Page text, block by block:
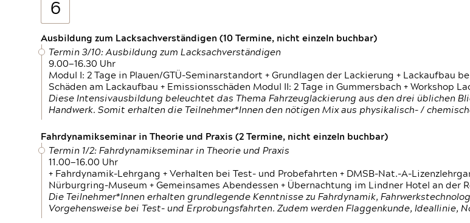
6
Ausbildung zum Lacksachverständigen (10 Termine, nicht einzeln buchbar)
Termin 3/10: Ausbildung zum Lacksachverständigen
9.00—16.30 Uhr
Modul I: 2 Tage in Plauen/GTÜ-Seminarstandort + Grundlagen der Lackierung + Lackaufbau
Schäden am Lackaufbau + Emissionsschäden Modul II: 2 Tage in Gummersbach + Workshop
Diese Intensivausbildung beleuchtet das Thema Fahrzeuglackierung aus den drei üblichen
Handwerk. Somit erhalten die Teilnehmer*Innen den nötigen Mix aus physikalisch- /
Fahrdynamikseminar in Theorie und Praxis (2 Termine, nicht einzeln buchbar)
Termin 1/2: Fahrdynamikseminar in Theorie und Praxis
11.00—16.00 Uhr
+ Fahrdynamik-Lehrgang + Verhalten bei Test- und Probefahrten + DMSB-Nat.-A-
Nürburgring-Museum + Gemeinsames Abendessen + Übernachtung im Lindner Hotel an der
Die Teilnehmer*Innen erhalten grundlegende Kenntnisse zu Fahrdynamik,
Vorgehensweise bei Test- und Erprobungsfahrten. Zudem werden Flaggenkunde, Ideallinie,